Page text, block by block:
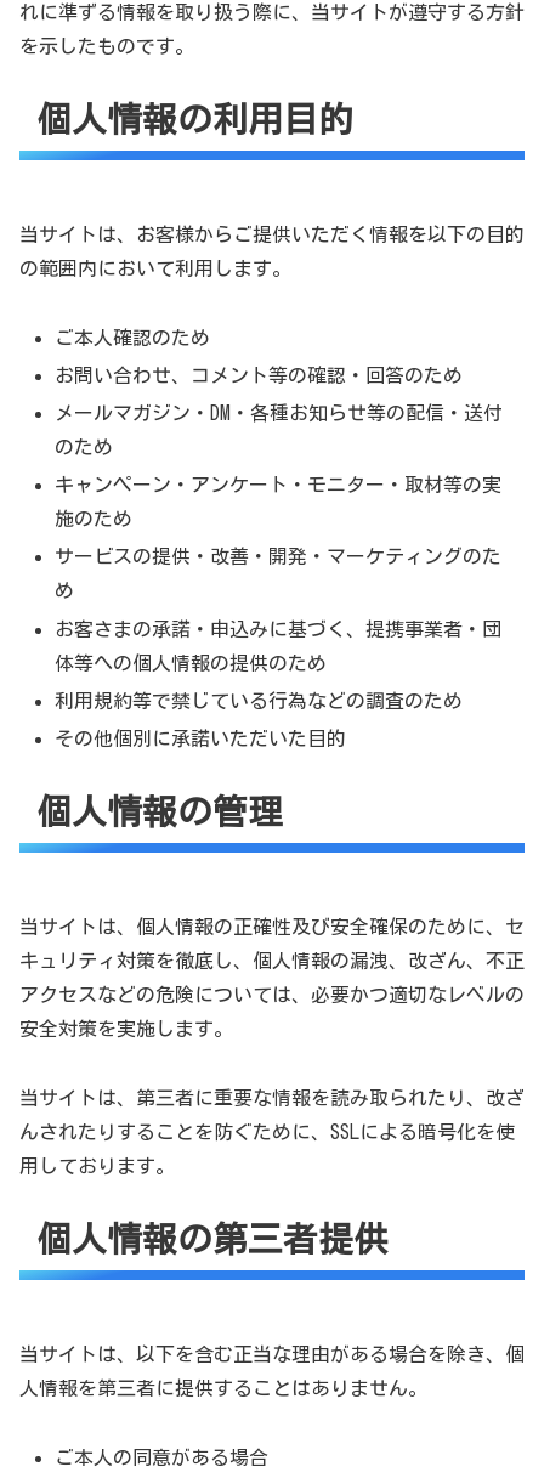
れに準ずる情報を取り扱う際に、当サイトが遵守する方針
を示したものです。
個人情報の利用目的
当サイトは、お客様からご提供いただく情報を以下の目的
の範囲内において利用します。
ご本人確認のため
お問い合わせ、コメント等の確認・回答のため
メールマガジン・DM・各種お知らせ等の配信・送付
のため
キャンペーン・アンケート・モニター・取材等の実
施のため
サービスの提供・改善・開発・マーケティングのた
め
お客さまの承諾・申込みに基づく、提携事業者・団
体等への個人情報の提供のため
利用規約等で禁じている行為などの調査のため
その他個別に承諾いただいた目的
個人情報の管理
当サイトは、個人情報の正確性及び安全確保のために、セ
キュリティ対策を徹底し、個人情報の漏洩、改ざん、不正
アクセスなどの危険については、必要かつ適切なレベルの
安全対策を実施します。
当サイトは、第三者に重要な情報を読み取られたり、改ざ
んされたりすることを防ぐために、SSLによる暗号化を使
用しております。
個人情報の第三者提供
当サイトは、以下を含む正当な理由がある場合を除き、個
人情報を第三者に提供することはありません。
ご本人の同意がある場合